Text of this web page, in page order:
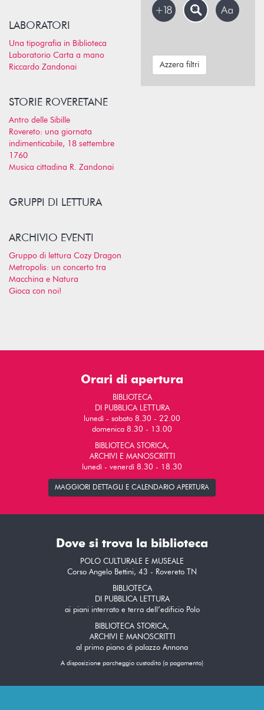
LABORATORI
Una tipografia in Biblioteca
Laboratorio Carta a mano
Riccardo Zandonai
STORIE ROVERETANE
Antro delle Sibille
Rovereto: una giornata
indimenticabile, 18 settembre
1760
Musica cittadina R. Zandonai
GRUPPI DI LETTURA
ARCHIVIO EVENTI
Gruppo di lettura Cozy Dragon
Metropolis: un concerto tra
Macchina e Natura
Gioca con noi!
Azzera filtri
Orari di apertura
BIBLIOTECA
DI PUBBLICA LETTURA
lunedì - sabato 8.30 - 22.00
domenica 8.30 - 13.00
BIBLIOTECA STORICA,
ARCHIVI E MANOSCRITTI
lunedì - venerdì 8.30 - 18.30
MAGGIORI DETTAGLI E CALENDARIO APERTURA
Dove si trova la biblioteca
POLO CULTURALE E MUSEALE
Corso Angelo Bettini, 43 - Rovereto TN
BIBLIOTECA
DI PUBBLICA LETTURA
ai piani interrato e terra dell’edificio Polo
BIBLIOTECA STORICA,
ARCHIVI E MANOSCRITTI
al primo piano di palazzo Annona
A disposizione parcheggio custodito (a pagamento)